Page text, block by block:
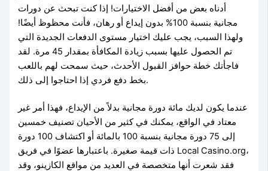
أدناه بعض من أفضل الاختيارات! إذا كنت تبحث عن دورات
مجانية بنسبة 100% بدون إيداع أو رهان، فأنت محظوظ أيضًا!
ولهذا السبب، يجب عليك اختيار مستوى الدفعات الجديدة التي
تم الحصول عليها بسبب زيادة المكافأة بمقدار 45 مرة. لقد
فاجأتك خطة حوافز القبول الأحدث، حيث سمحت لهم باللعب
بخط دفع فردي إذا احتاجوا إلى ذلك.
عندما يكون لديك مائة دورة مجانية بدلاً من الإيداع، فهذا أمر غير
معتاد في الواقع، يمكنك في كثير من الأحيان تصنيف خمسين
إلى 75 دورة مجانية بنسبة 100 بالمائة أو اكتشاف 100 دورة
ذات قيمة صغيرة. باعتبارها عضوًا في فريق Local Casino.org،
فقد شعرت أنها متخصصة في العديد من مواقع الكازينو، وقد